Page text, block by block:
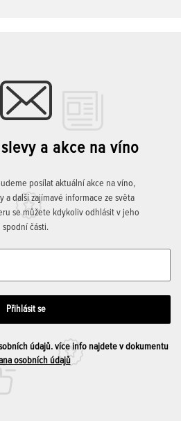
a akce na víno
posílat aktuální akce na víno,
a další zajímavé informace ze světa
se můžete kdykoliv odhlásit v jeho
spodní části.
údajů. více info najdete v dokumentu
osobních údajů